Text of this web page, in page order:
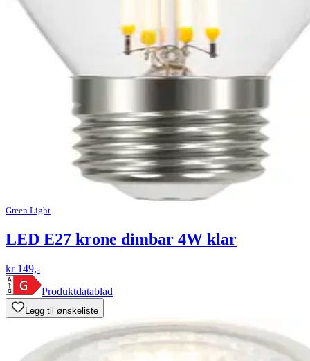
Green Light
LED E27 krone dimbar 4W klar
kr 149,-
Produktdatablad
Legg til ønskeliste